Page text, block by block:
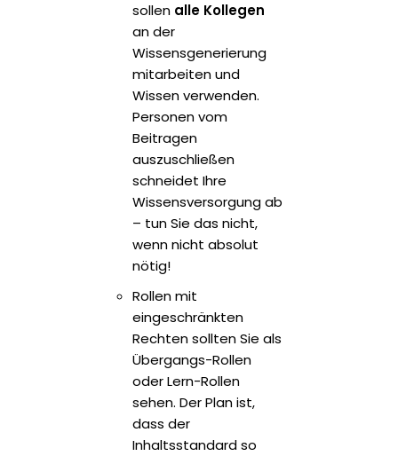
sollen alle Kollegen
an der
Wissensgenerierung
mitarbeiten und
Wissen verwenden.
Personen vom
Beitragen
auszuschließen
schneidet Ihre
Wissensversorgung ab
– tun Sie das nicht,
wenn nicht absolut
nötig!
Rollen mit
eingeschränkten
Rechten sollten Sie als
Übergangs-Rollen
oder Lern-Rollen
sehen. Der Plan ist,
dass der
Inhaltsstandard so